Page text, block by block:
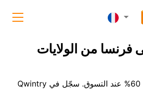
فرنسا من الولايات
ابدأ بتوفير ما يصل إلى 60% عند التسوق. سجّل في Qwintry